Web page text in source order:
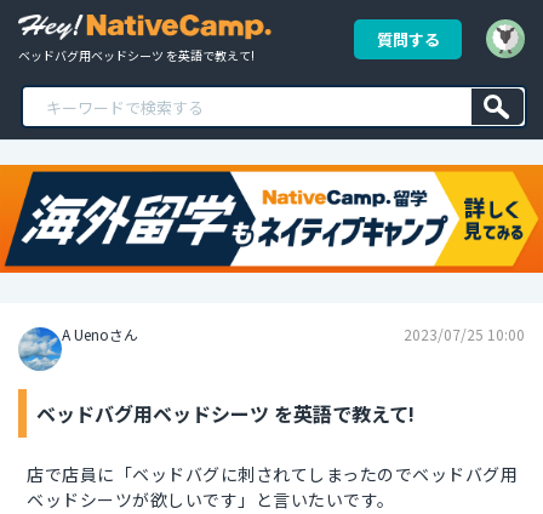
ベッドバグ用ベッドシーツ を英語で教えて!
質問する
A Uenoさん 2023/07/25 10:00
ベッドバグ用ベッドシーツ を英語で教えて!
店で店員に「ベッドバグに刺されてしまったのでベッドバグ用
ベッドシーツが欲しいです」と言いたいです。